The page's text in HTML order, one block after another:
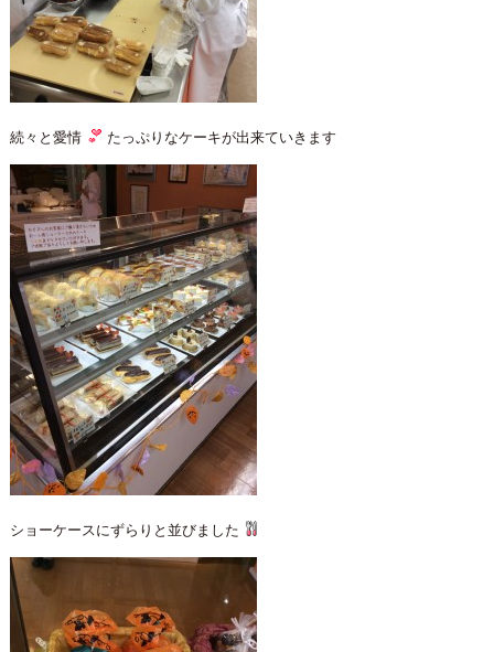
続々と愛情 たっぷりなケーキが出来ていきます
ショーケースにずらりと並びました